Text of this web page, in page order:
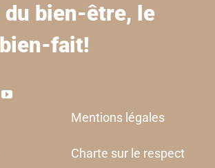
du bien-être, le
fait!
Mentions légales
Charte sur le respect